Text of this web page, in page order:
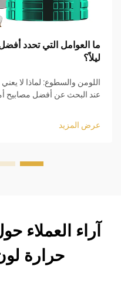
ليلاً؟
اللومن والسطوع: لماذا لا يعني
الأعلى من لومن مثيرة
عرض المزيد
حرارة لون 6000